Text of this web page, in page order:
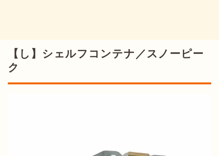
【し】シェルフコンテナ／スノーピー
ク